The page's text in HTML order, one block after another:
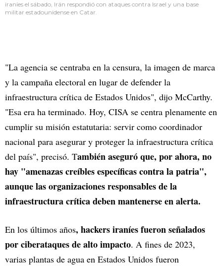
iraníes el sábado, Irán respondió con ataques contra Israel y una base
militar estadounidense en Catar.
"La agencia se centraba en la censura, la imagen de marca
y la campaña electoral en lugar de defender la
infraestructura crítica de Estados Unidos", dijo McCarthy.
"Esa era ha terminado. Hoy, CISA se centra plenamente en
cumplir su misión estatutaria: servir como coordinador
nacional para asegurar y proteger la infraestructura crítica
del país", precisó. También aseguró que, por ahora, no
hay "amenazas creíbles específicas contra la patria",
aunque las organizaciones responsables de la
infraestructura crítica deben mantenerse en alerta.
En los últimos años, hackers iraníes fueron señalados
por ciberataques de alto impacto. A fines de 2023,
varias plantas de agua en Estados Unidos fueron